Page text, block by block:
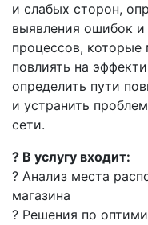
и слабых сторон,
выявления ошибок
процессов, которые
повлиять на
определить пути
и устранить
сети.
? В услугу входит:
? Анализ места
магазина
? Решения по